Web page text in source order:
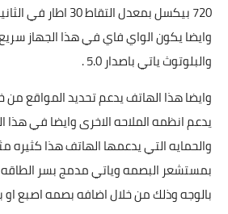
720 بيكسل بمعدل
وايضا يكون الواي فاي في هذا الجهاز سريع
والبلوتوث ياتي باصدار 5.0 .
وايضا هذا الهاتف يدعم تحديد المواقع
يدعم انظمه الملاحه الاخرى وايضا في هذا
والحمايه التي يدعمها الهاتف هذا كثيره
بمستشعر البصمه وياتي مدمج بسر الطاقه
بالوجه وذلك من خلال اضافه بصمه اصبع